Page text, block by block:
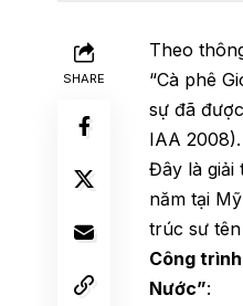
SHARE
Theo
“Cà phê
sự đã
IAA 2008).
Đây là giải
năm tại
trúc sư
Công
Nước”: